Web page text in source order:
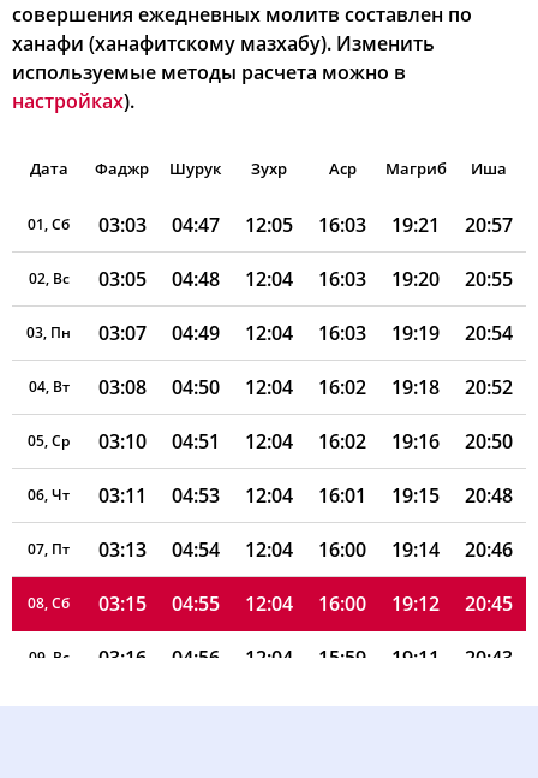
совершения ежедневных молитв составлен по
ханафи (ханафитскому мазхабу). Изменить
используемые методы расчета можно в
настройках).
Дата Фаджр Шурук Зухр Аср Магриб Иша
01, Сб 03:03 04:47 12:05 16:03 19:21 20:57
02, Вс 03:05 04:48 12:04 16:03 19:20 20:55
03, Пн 03:07 04:49 12:04 16:03 19:19 20:54
04, Вт 03:08 04:50 12:04 16:02 19:18 20:52
05, Ср 03:10 04:51 12:04 16:02 19:16 20:50
06, Чт 03:11 04:53 12:04 16:01 19:15 20:48
07, Пт 03:13 04:54 12:04 16:00 19:14 20:46
08, Сб 03:15 04:55 12:04 16:00 19:12 20:45
09, Вс 03:16 04:56 12:04 15:59 19:11 20:43
10, Пн 03:18 04:57 12:04 15:59 19:10 20:41